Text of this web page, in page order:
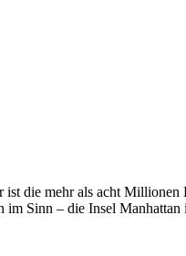
die mehr als acht
im Sinn – die Insel